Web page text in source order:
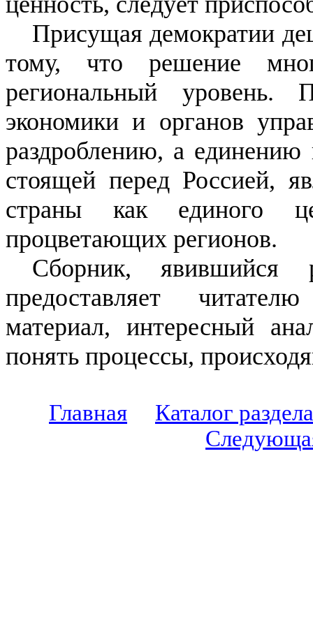
Присущая демократии
тому, что решение
региональный уровень.
экономики и органов
раздроблению, а единению
стоящей перед Россией,
страны как единого
процветающих регионов.
Сборник, явившийся
предоставляет
материал, интересный
понять процессы,
Главная
Каталог раздела